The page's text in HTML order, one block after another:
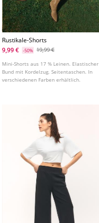
Rustikale-Shorts
9,99 €
-50% 19,99 €
Mini-Shorts aus 17 % Leinen. Elastischer
Bund mit Kordelzug. Seitentaschen. In
verschiedenen Farben erhältlich.